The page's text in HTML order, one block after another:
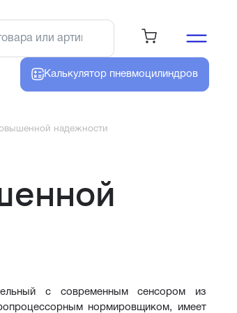
Калькулятор пневмоцилиндров
надежности
с современным сенсором из
нормировщиком, имеет